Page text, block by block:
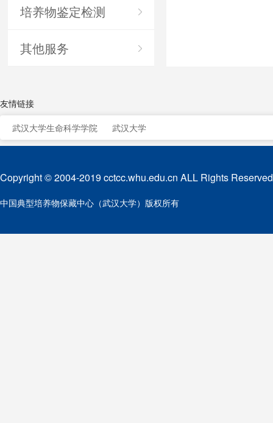
培养物鉴定检测
其他服务
友情链接
武汉大学生命科学学院
武汉大学
Copyright © 2004-2019 cctcc.whu.edu.cn ALL Rights
中国典型培养物保藏中心（武汉大学）版权所有